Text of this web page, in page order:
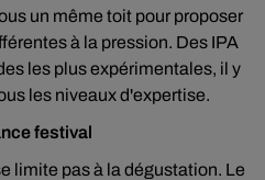
un même toit pour proposer
à la pression. Des IPA
les plus expérimentales, il y
les niveaux d'expertise.
festival
limite pas à la dégustation. Le